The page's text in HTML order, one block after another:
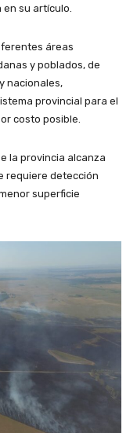
en su artículo.
áreas
y poblados, de
nacionales,
provincial para el
costo posible.
la provincia alcanza
requiere detección
superficie